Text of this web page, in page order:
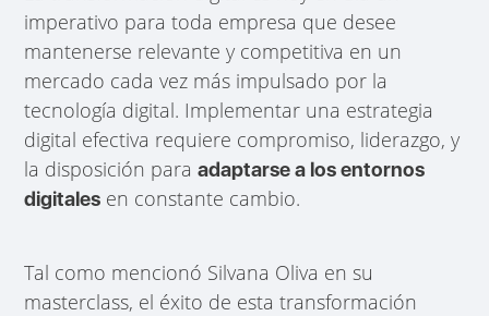
imperativo para toda empresa que desee
mantenerse relevante y competitiva en un
mercado cada vez más impulsado por la
tecnología digital. Implementar una estrategia
digital efectiva requiere compromiso, liderazgo, y
la disposición paraadaptarse a los entornos
digitales en constante cambio.
Tal como mencionó Silvana Oliva en su
masterclass, el éxito de esta transformación